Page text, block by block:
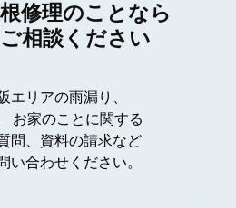
修理のことなら
相談ください
エリアの雨漏り、
お家のことに関する
問、資料の請求など
い合わせください。